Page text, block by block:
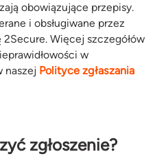
obowiązujące przepisy.
i obsługiwane przez
Więcej szczegółów
w
naszej Polityce zgłaszania
zgłoszenie?